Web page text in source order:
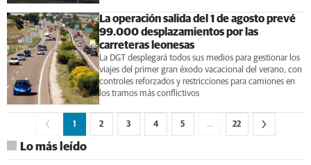
La operación salida del 1 de agosto prevé
99.000 desplazamientos por las
carreteras leonesas
La DGT desplegará todos sus medios para gestionar los
viajes del primer gran éxodo vacacional del verano, con
controles reforzados y restricciones para camiones en
los tramos más conflictivos
1 2 3 4 5 … 22
Lo más leído